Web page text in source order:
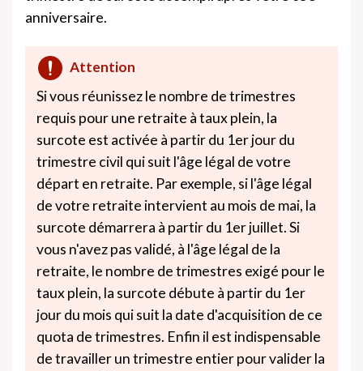
anniversaire.
Attention
Si vous réunissez le nombre de trimestres
requis pour une retraite à taux plein, la
surcote est activée à partir du 1er jour du
trimestre civil qui suit l'âge légal de votre
départ en retraite. Par exemple, si l'âge légal
de votre retraite intervient au mois de mai, la
surcote démarrera à partir du 1er juillet. Si
vous n'avez pas validé, à l'âge légal de la
retraite, le nombre de trimestres exigé pour le
taux plein, la surcote débute à partir du 1er
jour du mois qui suit la date d'acquisition de ce
quota de trimestres. Enfin il est indispensable
de travailler un trimestre entier pour valider la